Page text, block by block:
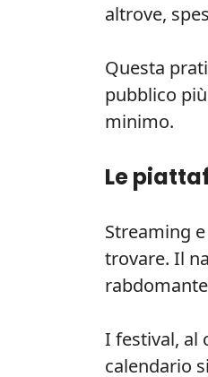
altrove,
Questa
pubblico
minimo.
Le
Streaming
trovare. Il
I festival, al
calendario